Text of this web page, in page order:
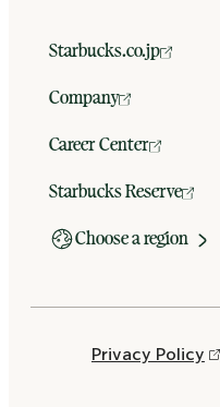
Starbucks.co.jp
Company
Career Center
Starbucks Reserve
Choose a region
Privacy Policy